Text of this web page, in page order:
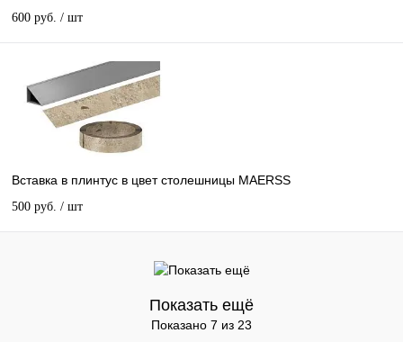
600 руб. / шт
Вставка в плинтус в цвет столешницы MAERSS
500 руб. / шт
Показать ещё
Показано 7 из 23